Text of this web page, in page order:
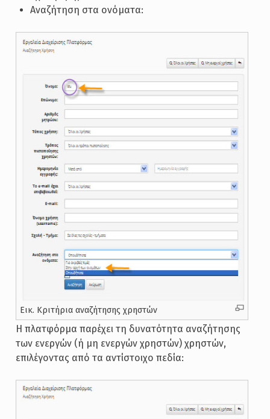
Αναζήτηση στα ονόματα:
Εικ. Κριτήρια αναζήτησης χρηστών
Η πλατφόρμα παρέχει τη δυνατότητα αναζήτησης
των ενεργών (ή μη ενεργών χρηστών) χρηστών,
επιλέγοντας από τα αντίστοιχο πεδία: